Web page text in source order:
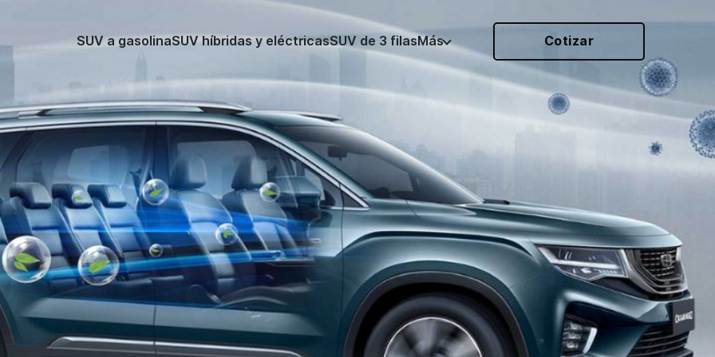
SUV a gasolinaSUV híbridas y eléctricasSUV de 3 filasMás Cotizar